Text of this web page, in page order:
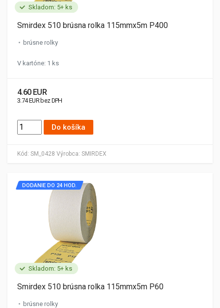
Skladom: 5+ ks
Kód: SM_0428 Výrobca: SMIRDEX
Smirdex 510 brúsna rolka 115mmx5m P400
brúsne rolky
V kartóne: 1 ks
4.60 EUR
3.74 EUR bez DPH
Do košíka
Skladom: 5+ ks
DODANIE DO 24 HOD.
Smirdex 510 brúsna rolka 115mmx5m P60
brúsne rolky